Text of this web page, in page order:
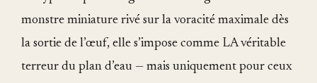
monstre miniature rivé sur la voracité maximale dès
la sortie de l’œuf, elle s’impose comme LA véritable
terreur du plan d’eau — mais uniquement pour ceux